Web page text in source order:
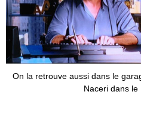
On la retrouve aussi dans le
Naceri dans le